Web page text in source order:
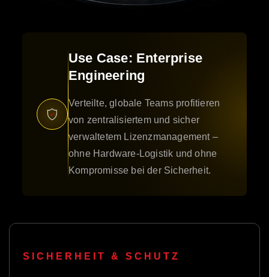
Use Case: Enterprise
Engineering
Verteilte, globale Teams profitieren
von zentralisiertem und sicher
verwaltetem Lizenzmanagement –
ohne Hardware-Logistik und ohne
Kompromisse bei der Sicherheit.
SICHERHEIT & SCHUTZ